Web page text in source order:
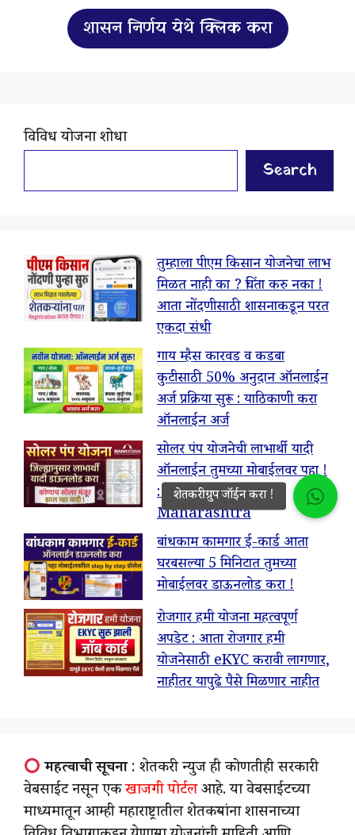
शासन निर्णय येथे क्लिक करा
विविध योजना शोधा
Search
तुम्हाला पीएम किसान योजनेचा लाभ
मिळत नाही का ? चिंता करु नका !
आता नोंदणीसाठी शासनाकडून परत
एकदा संधी
गाय म्हैस कारवड व कडबा
कुटीसाठी 50% अनुदान ऑनलाईन
अर्ज प्रक्रिया सुरू : याठिकाणी करा
ऑनलाईन अर्ज
सोलर पंप योजनेची लाभार्थी यादी
ऑनलाईन तुमच्या मोबाईलवर पहा !
: Solar Pump List
Maharashtra
बांधकाम कामगार ई-कार्ड आता
घरबसल्या 5 मिनिटात तुमच्या
मोबाईलवर डाऊनलोड करा !
रोजगार हमी योजना महत्वपूर्ण
अपडेट : आता रोजगार हमी
योजनेसाठी eKYC करावी लागणार,
नाहीतर यापुढे पैसे मिळणार नाहीत
महत्वाची सूचना: शेतकरी न्युज ही कोणतीही सरकारी
वेबसाईट नसून एकखाजगी पोर्टलआहे. या वेबसाईटच्या
माध्यमातून आम्ही महाराष्ट्रातील शेतकऱ्यांना शासनाच्या